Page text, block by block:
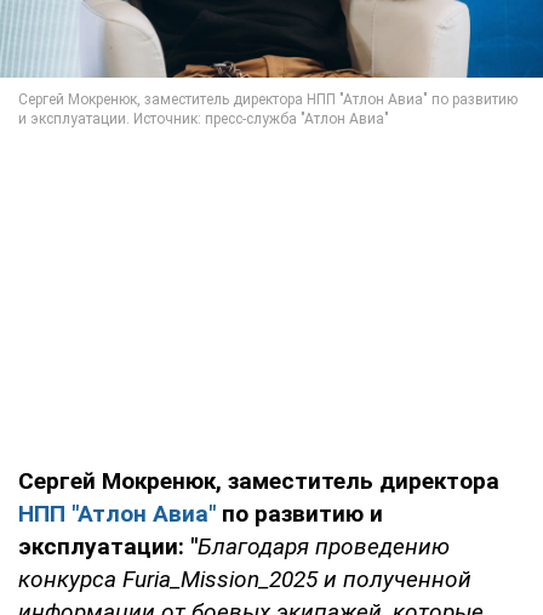
Сергей Мокренюк, заместитель директора
НПП "Атлон Авиа" по развитию и
эксплуатации: "Благодаря проведению
конкурса Furia_Mission_2025 и полученной